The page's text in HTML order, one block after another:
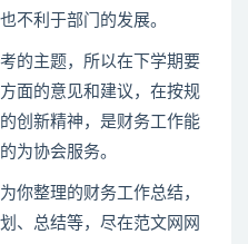
不利于部门的发展。
主题，所以在下学期要
面的意见和建议，在按规
创新精神，是财务工作能
为协会服务。
整理的财务工作总结，
、总结等，尽在范文网网